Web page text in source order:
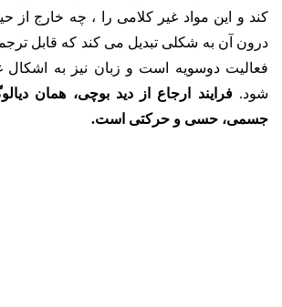
کند و این مواد غیر کلامی را ، چه خارج از
درون آن به شکلی تبدیل می کند که قابل
فعالیت دوسویه است و زبان نیز به اشکال
شود.فرایند ارجاع از دید بوچی، همان
جسمی، حسی و حرکتی است.